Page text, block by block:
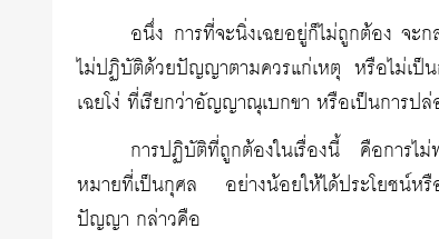
อนึ่ง การที่จะนิ่งเฉยอยู่ก็ไม่ถูกต้อง จะ
ไม่ปฏิบัติด้วยปัญญาตามควรแก่เหตุ หรือไม่เป็
เฉยโง่ ที่เรียกว่าอัญญาณุเบกขา หรือเป็นการป
การปฏิบัติที่ถูกต้องในเรื่องนี้ คือการไ
หมายที่เป็นกุศล อย่างน้อยให้ได้ประโยชน์หรื
ปัญญา กล่าวคือ